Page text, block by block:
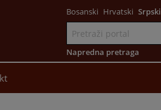
Bosanski Hrvatski Srpski
Napredna pretraga